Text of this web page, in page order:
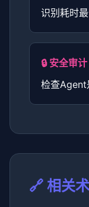
识别耗时
🔒 安全审计
检查Agent
🔗 相关